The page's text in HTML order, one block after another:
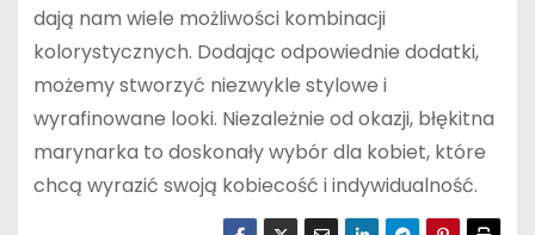
dają nam wiele możliwości kombinacji
kolorystycznych. Dodając odpowiednie dodatki,
możemy stworzyć niezwykle stylowe i
wyrafinowane looki. Niezależnie od okazji, błękitna
marynarka to doskonały wybór dla kobiet, które
chcą wyrazić swoją kobiecość i indywidualność.